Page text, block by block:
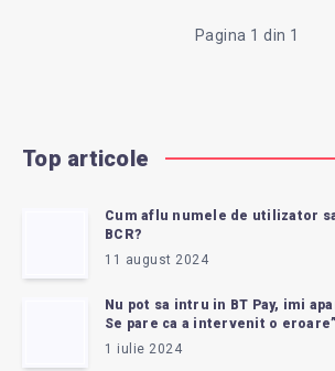
Pagina 1 din 1
Top articole
Cum aflu numele de utilizator
BCR?
11 august 2024
Nu pot sa intru in BT Pay, imi
Se pare ca a intervenit o
1 iulie 2024